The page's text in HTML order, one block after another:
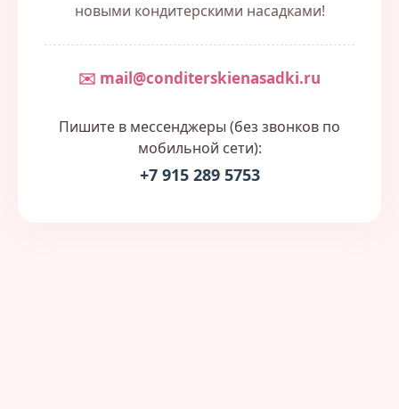
новыми кондитерскими насадками!
✉️ mail@conditerskienasadki.ru
Пишите в мессенджеры (без звонков по
мобильной сети):
+7 915 289 5753